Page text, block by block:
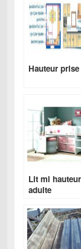
Hauteur
Lit mi hauteur
adulte